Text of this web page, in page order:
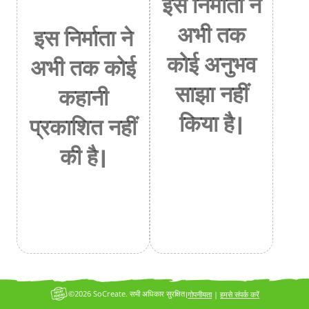
इस निर्माता ने
अभी तक कोई
कहानी
प्रकाशित नहीं
की है।
अभी तक
कोई अनुभव
साझा नहीं
किया है।
गोपनीयता|हमसे संपर्क करें
©2026 SoCreate. सभी अधिकार सुरक्षित।